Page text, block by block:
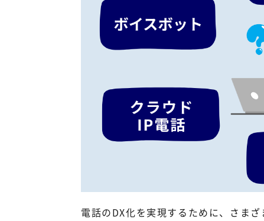
電話のDX化を実現するために、さま